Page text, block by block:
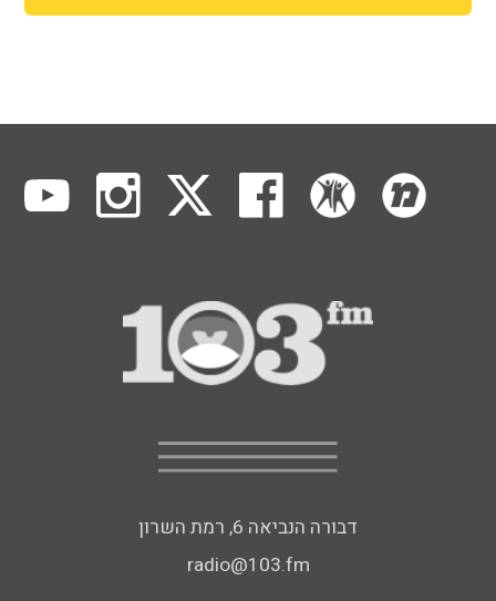
דבורה הנביאה 6, רמת השרון
radio@103.fm